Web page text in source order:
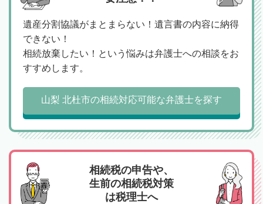
遺産分割協議がまとまらない！遺言書の内容に納得
できない！
相続放棄したい！という悩みは弁護士への相談をお
すすめします。
山梨 北杜市の相続対応可能な弁護士を探す
相続税の申告や、
生前の相続税対策
は税理士へ